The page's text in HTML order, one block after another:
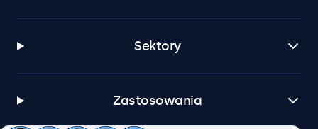
Sektory
Zastosowania